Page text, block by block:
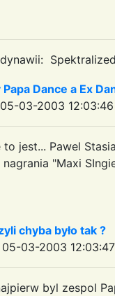
Dance a Ex
05-03-2003 12:03:46
jest... Pawel
"Maxi
chyba było tak ?
05-03-2003
byl zespol